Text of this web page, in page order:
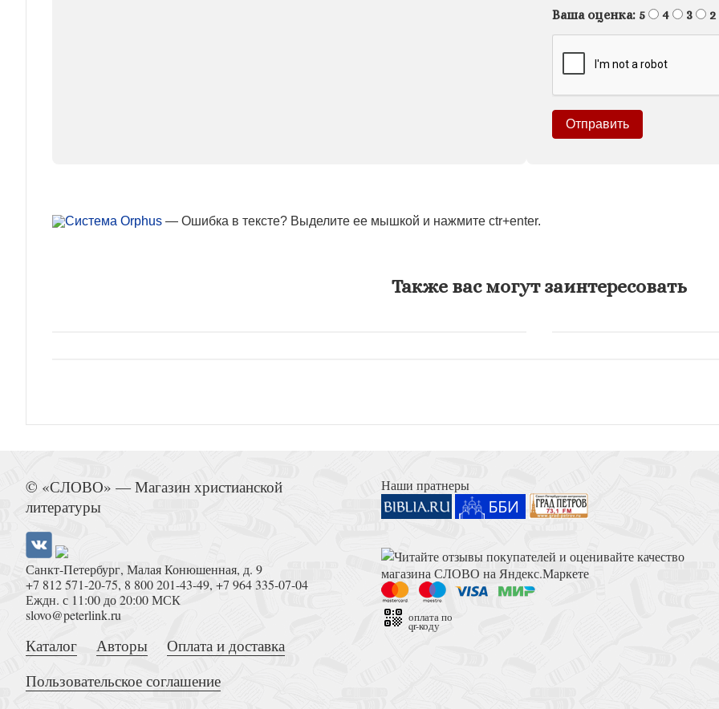
Ваша оценка: 5 4 3 2
— Ошибка в тексте? Выделите ее мышкой и нажмите ctr+enter.
Также вас могут заинтересовать
© «СЛОВО» — Магазин христианской
литературы
Санкт-Петербург, Малая Конюшенная, д. 9
+7 812 571-20-75, 8 800 201-43-49, +7 964 335-07-04
Еждн. с 11:00 до 20:00 МСК
slovo@peterlink.ru
Каталог Авторы
Оплата и доставка
Пользовательское соглашение
Наши пратнеры
оплата по
qr-коду